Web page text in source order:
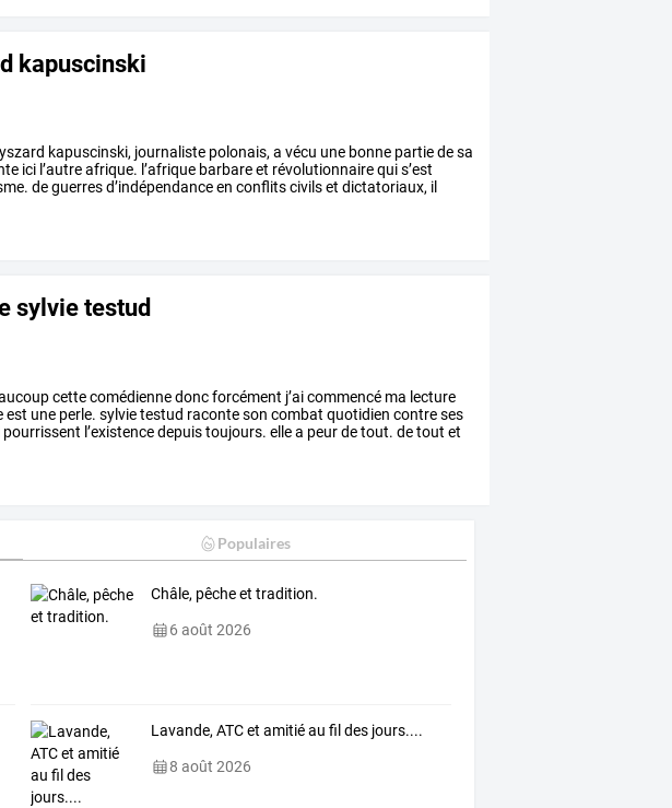
kapuscinski
kapuscinski, journaliste polonais, a vécu une bonne partiedesa
ici l’autreafrique. l’afrique barbareet révolutionnairequis’est
deguerresd’indépendanceen conflitscivilset dictatoriaux, il
sylvie testud
cettecomédiennedoncforcément j’aicommencé ma lecture
est une perle. sylvietestud raconteson combat quotidien contreses
pourrissent l’existencedepuistoujours. ellea peurdetout. detout et
Populaires
Châle, pêche et tradition.
6 août 2026
Lavande, ATC et amitié au fil des jours....
8 août 2026